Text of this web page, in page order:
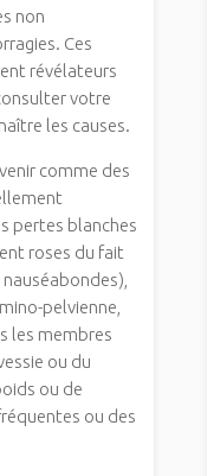
non
Ces
révélateurs
votre
les causes.
comme des
pertes blanches
roses du fait
pelvienne,
les membres
ou du
ou de
ou des